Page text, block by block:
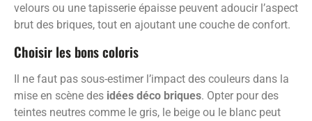
velours ou une tapisserie épaisse peuvent adoucir l’aspect
brut des briques, tout en ajoutant une couche de confort.
Choisir les bons coloris
Il ne faut pas sous-estimer l’impact des couleurs dans la
mise en scène des idées déco briques. Opter pour des
teintes neutres comme le gris, le beige ou le blanc peut